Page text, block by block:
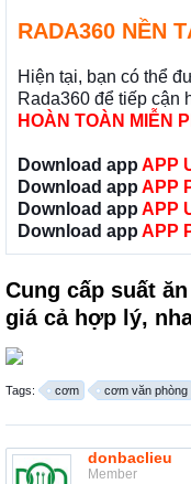
RADA360 NỀN
Hiện tại, bạn có thể
Rada360 để tiếp cận
HOÀN TOÀN MIỄN
Download app APP
Download app APP
Download app APP
Download app APP
Cung cấp suất
giá cả hợp lý,
Tags: cơm cơm văn phòng
donbaclieu
Member